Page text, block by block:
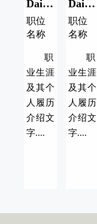
Dai Name/代用名04
职位
名称
职
业生涯
及其个
人履历
介绍文
字....
Dai Name/代用名03
职位
名称
职
业生涯
及其个
人履历
介绍文
字....